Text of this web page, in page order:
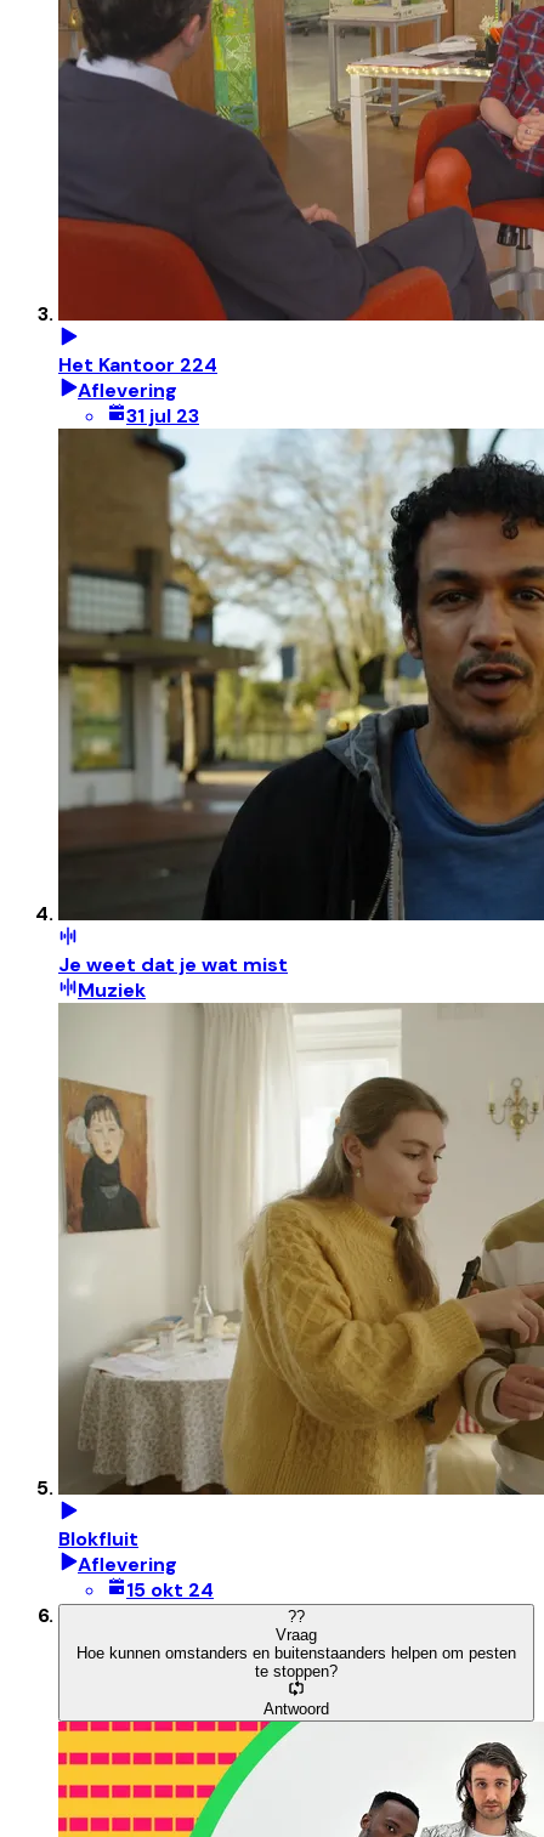
Het Kantoor 224
Aflevering
31 jul 23
Je weet dat je wat mist
Muziek
Blokfluit
Aflevering
15 okt 24
??
Vraag
Hoe kunnen omstanders en buitenstaanders helpen om pesten
te stoppen?
Antwoord